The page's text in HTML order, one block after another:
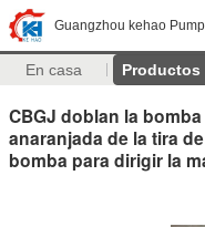
Guangzhou kehao
En casa Productos
CBGJ doblan la
anaranjada de la tira
bomba para dirigir la